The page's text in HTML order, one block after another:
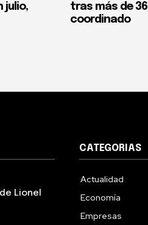
julio,
tras más de
coordinado
Lionel
CATEGORIAS
Actualidad
Economía
Empresas